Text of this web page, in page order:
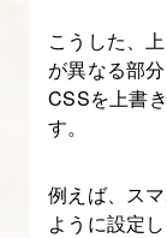
こうした、
が異なる部
CSSを上書
す。
例えば、ス
ように設定し